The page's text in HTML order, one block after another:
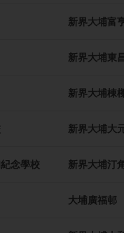
新界大埔富
新界大埔東
新界大埔棟
新界大埔大
念學校 新界大埔汀
大埔廣福邨